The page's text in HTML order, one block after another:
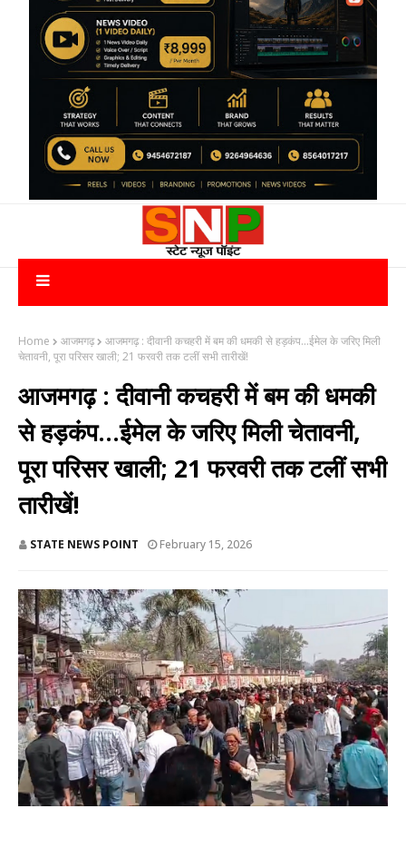
Home आजमगढ़
आजमगढ़ : दीवानी कचहरी में बम की धमकी से हड़कंप...ईमेल के जरिए मिली
चेतावनी, पूरा परिसर खाली; 21 फरवरी तक टलीं सभी तारीखें!
आजमगढ़ : दीवानी कचहरी में बम की धमकी
से हड़कंप...ईमेल के जरिए मिली चेतावनी,
पूरा परिसर खाली; 21 फरवरी तक टलीं सभी
तारीखें!
STATE NEWS POINT February 15, 2026